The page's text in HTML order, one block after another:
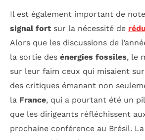
Il est également important de
signal fort sur la nécessité de
Alors que les discussions de
la sortie des énergies fossiles, le
sur leur faim ceux qui misaient
des critiques émanant non
la France, qui a pourtant été un
que les dirigeants réfléchissent
prochaine conférence au Brésil.